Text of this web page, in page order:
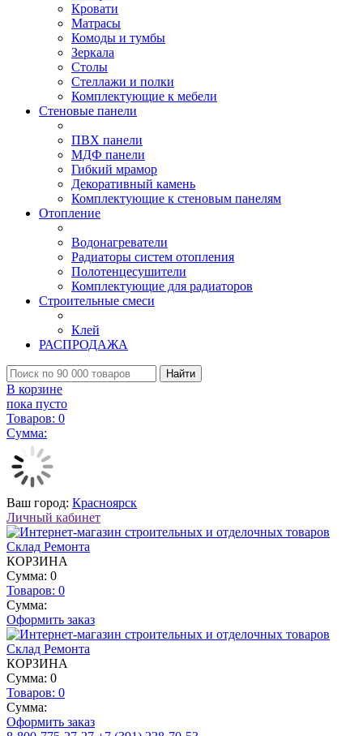
Кровати
Матрасы
Комоды и тумбы
Зеркала
Столы
Стеллажи и полки
Комплектующие к мебели
Стеновые панели
ПВХ панели
МДФ панели
Гибкий мрамор
Декоративный камень
Комплектующие к стеновым панелям
Отопление
Водонагреватели
Радиаторы систем отопления
Полотенцесушители
Комплектующие для радиаторов
Строительные смеси
Клей
РАСПРОДАЖА
Найти
В корзине
пока пусто
Товаров: 0
Сумма:
Ваш город: Красноярск
Личный кабинет
КОРЗИНА
Сумма: 0
Товаров: 0
Сумма:
Оформить заказ
КОРЗИНА
Сумма: 0
Товаров: 0
Сумма:
Оформить заказ